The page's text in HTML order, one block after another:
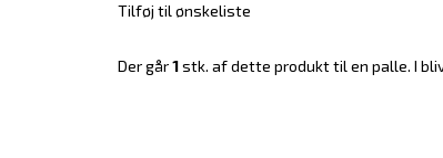
Tilføj til ønskeliste
Der går1stk. af dette produkt til en palle. I